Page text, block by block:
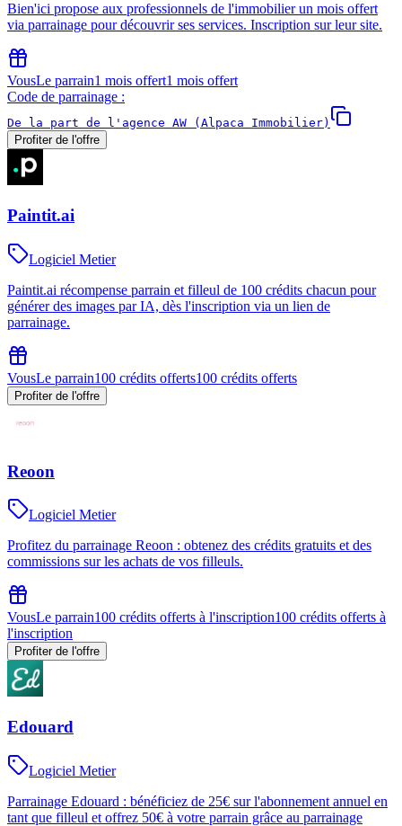
Bien'ici propose aux professionnels de l'immobilier un mois offert
via parrainage pour découvrir ses services. Inscription sur leur site.
VousLe parrain1 mois offert1 mois offert
Code de parrainage :
De la part de l'agence AW (Alpaca Immobilier)
Profiter de l'offre
Paintit.ai
Logiciel Metier
Paintit.ai récompense parrain et filleul de 100 crédits chacun pour
générer des images par IA, dès l'inscription via un lien de
parrainage.
VousLe parrain100 crédits offerts100 crédits offerts
Profiter de l'offre
Reoon
Logiciel Metier
Profitez du parrainage Reoon : obtenez des crédits gratuits et des
commissions sur les achats de vos filleuls.
VousLe parrain100 crédits offerts à l'inscription100 crédits offerts à
l'inscription
Profiter de l'offre
Edouard
Logiciel Metier
Parrainage Edouard : bénéficiez de 25€ sur l'abonnement annuel en
tant que filleul et offrez 50€ à votre parrain grâce au parrainage